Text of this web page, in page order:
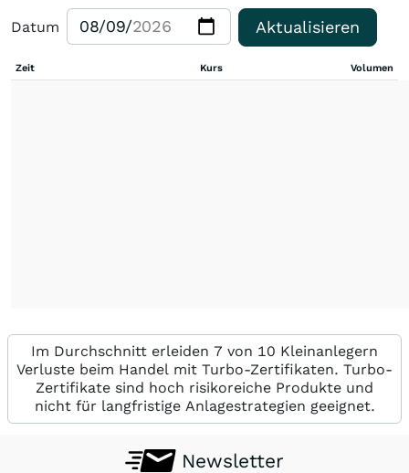
Datum Aktualisieren
Zeit Kurs Volumen
Im Durchschnitt erleiden 7 von 10 Kleinanlegern
Verluste beim Handel mit Turbo-Zertifikaten. Turbo-
Zertifikate sind hoch risikoreiche Produkte und
nicht für langfristige Anlagestrategien geeignet.
Newsletter